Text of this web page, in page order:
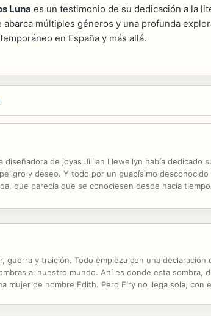
Luna es un testimonio de su dedicación a la
múltiples géneros y una profunda
en España y más allá.
diseñadora de joyas Jillian Llewellyn había
y deseo. Y todo por un guapísimo
que parecía que se conociesen desde hacía
guerra y traición. Todo empieza con una
al nuestro mundo. Ahí es donde esta
mujer de nombre Edith. Pero Firy no llega sola,